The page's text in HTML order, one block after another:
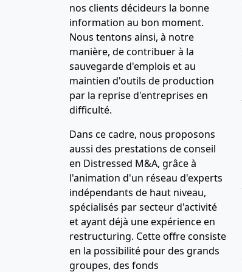
nos clients décideurs la bonne
information au bon moment.
Nous tentons ainsi, à notre
manière, de contribuer à la
sauvegarde d'emplois et au
maintien d'outils de production
par la reprise d'entreprises en
difficulté.
Dans ce cadre, nous proposons
aussi des prestations de conseil
en Distressed M&A, grâce à
l'animation d'un réseau d'experts
indépendants de haut niveau,
spécialisés par secteur d'activité
et ayant déjà une expérience en
restructuring. Cette offre consiste
en la possibilité pour des grands
groupes, des fonds